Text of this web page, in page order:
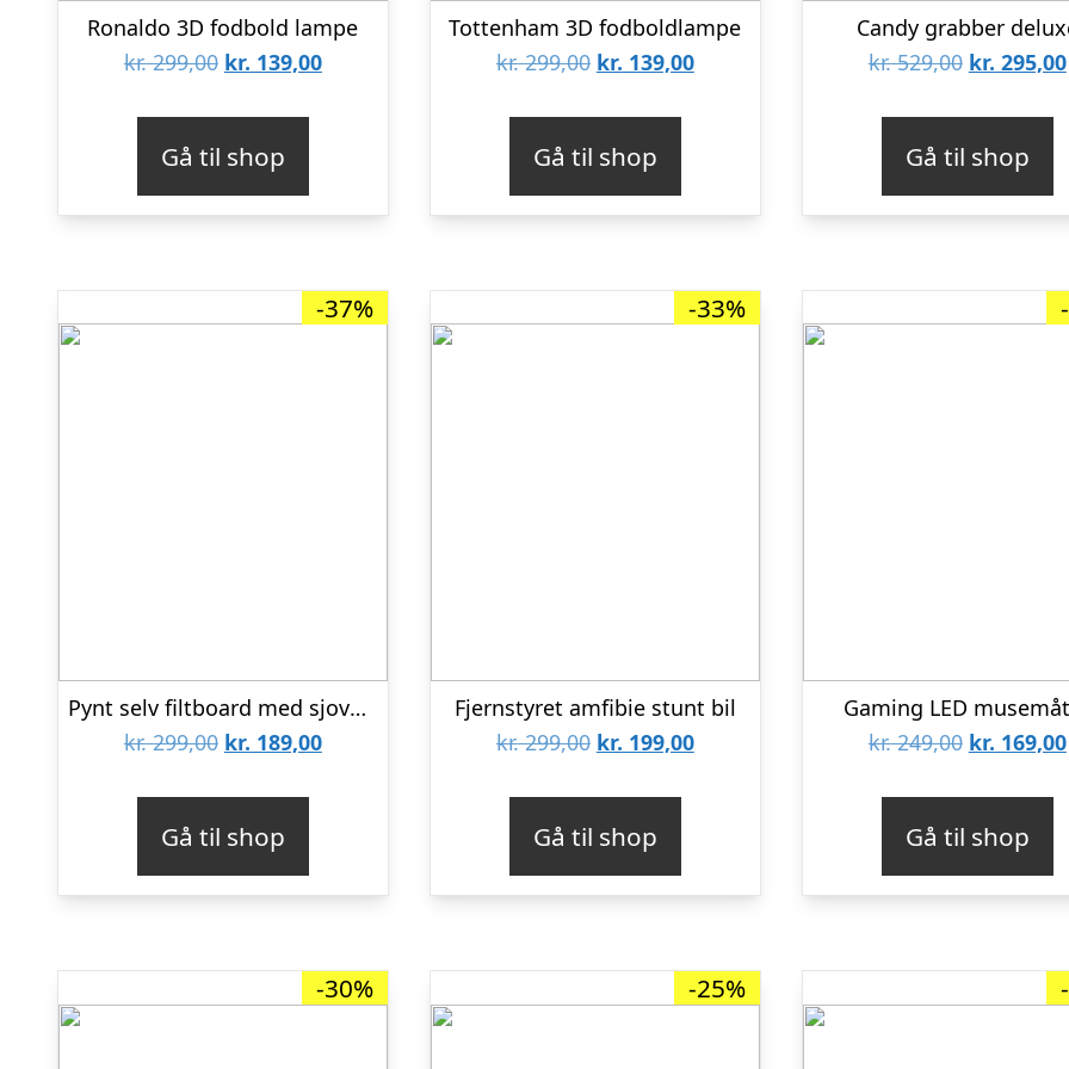
Ronaldo 3D fodbold lampe
kr.299,00 Den
var:
kr. 299,00.
kr. 139,00Den
kr. 139,00.
Gå til shop
Tottenham 3D fodboldlampe
kr.299,00 Den
var:
kr. 299,00.
kr. 139,00Den
kr. 139,00.
Gå til shop
Candy grabber
kr.529,00 Den
var:
kr. 529,00.
kr. 295,00
Gå til shop
-37%
Pynt selv filtboard med sjove dyr – Zoologisk have
kr.299,00 Den
var:
kr. 299,00.
kr. 189,00Den
kr. 189,00.
Gå til shop
-33%
Fjernstyret amfibie stunt bil
kr.299,00 Den
var:
kr. 299,00.
kr. 199,00Den
kr. 199,00.
Gå til shop
Gaming LED
kr.249,00 Den
var:
kr. 249,00.
kr. 169,00
Gå til shop
-30% -25%